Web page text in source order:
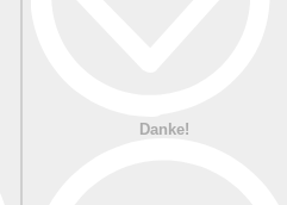
Danke!